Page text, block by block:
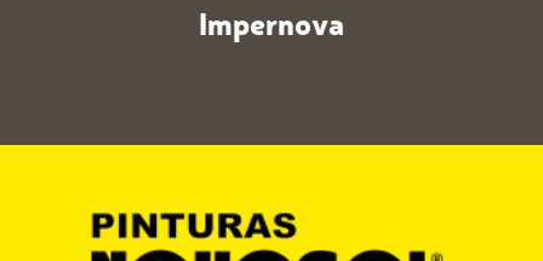
Impernova